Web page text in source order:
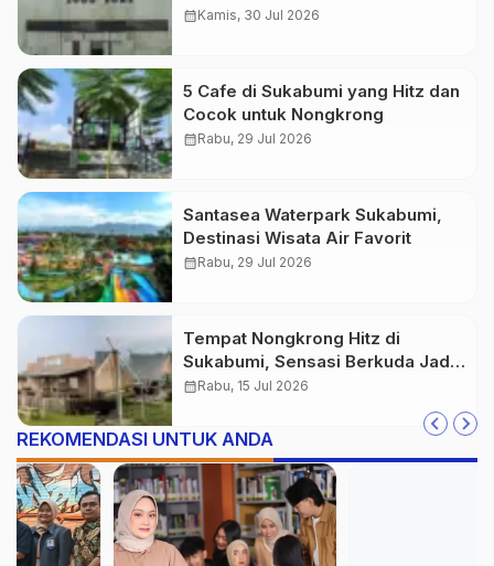
calendar_monthKamis, 30 Jul 2026
5 Cafe di Sukabumi yang Hitz dan
Cocok untuk Nongkrong
calendar_monthRabu, 29 Jul 2026
Santasea Waterpark Sukabumi,
Destinasi Wisata Air Favorit
calendar_monthRabu, 29 Jul 2026
Tempat Nongkrong Hitz di
Sukabumi, Sensasi Berkuda Jadi
Daya Tarik Amador Valley
calendar_monthRabu, 15 Jul 2026
REKOMENDASI UNTUK ANDA